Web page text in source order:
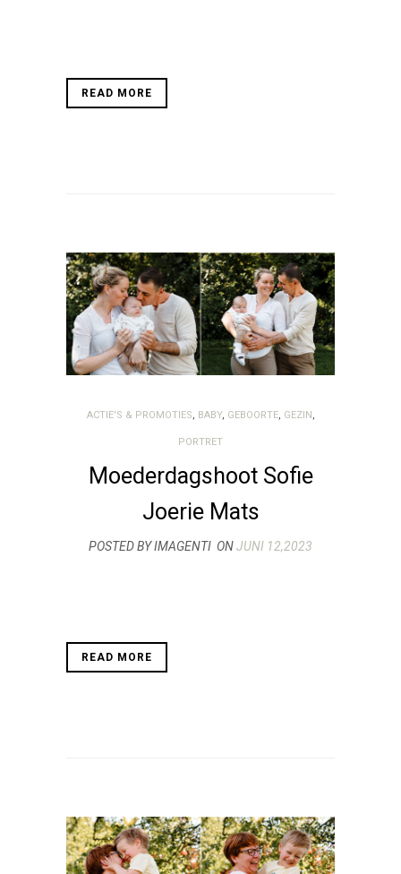
READ MORE
ACTIE'S & PROMOTIES, BABY, GEBOORTE, GEZIN ,
PORTRET
Moederdagshoot Sofie
Joerie Mats
POSTED BY IMAGENTI ONJUNI 12,2023
READ MORE